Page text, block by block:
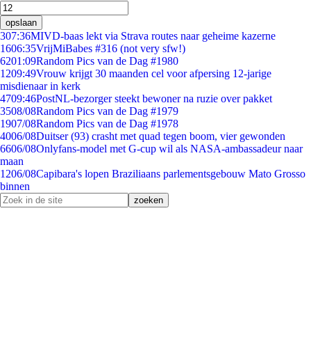
opslaan
307:36MIVD-baas lekt via Strava routes naar geheime kazerne
1606:35VrijMiBabes #316 (not very sfw!)
6201:09Random Pics van de Dag #1980
1209:49Vrouw krijgt 30 maanden cel voor afpersing 12-jarige
misdienaar in kerk
4709:46PostNL-bezorger steekt bewoner na ruzie over pakket
3508/08Random Pics van de Dag #1979
1907/08Random Pics van de Dag #1978
4006/08Duitser (93) crasht met quad tegen boom, vier gewonden
6606/08Onlyfans-model met G-cup wil als NASA-ambassadeur naar
maan
1206/08Capibara's lopen Braziliaans parlementsgebouw Mato Grosso
binnen